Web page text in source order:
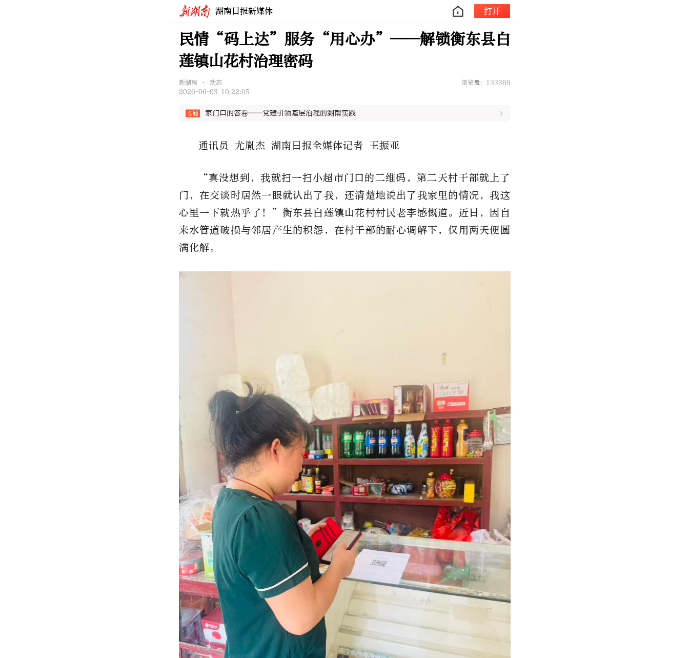
湖南日报新媒体 打开
民情“码上达”服务“用心办”——解锁衡东县白
莲镇山花村治理密码
新湖南 • 动态
浏览量：133369
2026-06-03 10:22:05
家门口的答卷——党建引领基层治理的湖南实践
通讯员 尤胤杰 湖南日报全媒体记者 王振亚
“真没想到，我就扫一扫小超市门口的二维码，第二天村干部就上了
门，在交谈时居然一眼就认出了我，还清楚地说出了我家里的情况，我这
心里一下就热乎了！”衡东县白莲镇山花村村民老李感慨道。近日，因自
来水管道破损与邻居产生的积怨，在村干部的耐心调解下，仅用两天便圆
满化解。